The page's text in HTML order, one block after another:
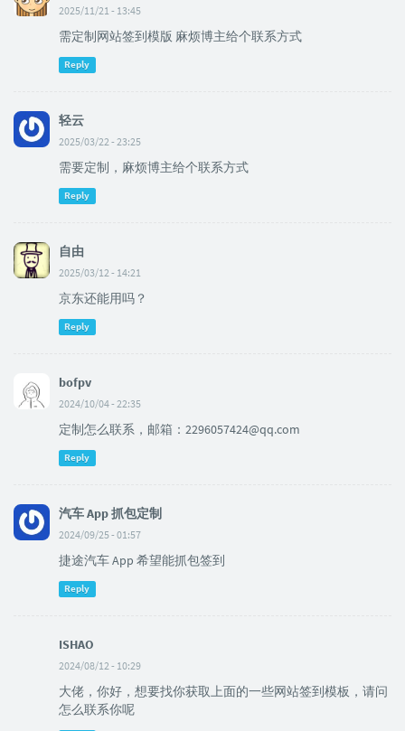
2025/11/21 - 13:45
需定制网站签到模版 麻烦博主给个联系方式
Reply
轻云
2025/03/22 - 23:25
需要定制，麻烦博主给个联系方式
Reply
自由
2025/03/12 - 14:21
京东还能用吗？
Reply
bofpv
2024/10/04 - 22:35
定制怎么联系，邮箱：2296057424@qq.com
Reply
汽车 App 抓包定制
2024/09/25 - 01:57
捷途汽车 App 希望能抓包签到
Reply
ISHAO
2024/08/12 - 10:29
大佬，你好，想要找你获取上面的一些网站签到模板，请问
怎么联系你呢